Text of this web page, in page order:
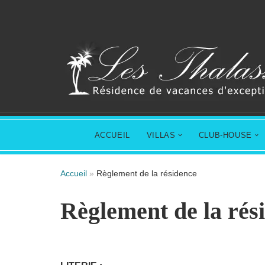
ACCUEIL VILLAS CLUB-HOUSE
Accueil » Règlement de la résidence
Règlement de la